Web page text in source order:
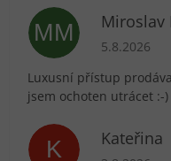
MM Miroslav
Hodnocení
5.8.2026
Luxusní přístup
jsem ochoten utrácet :-
K Kateřina